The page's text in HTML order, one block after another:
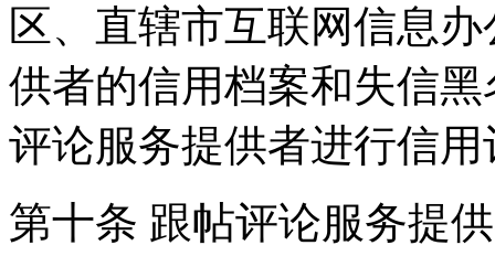
区、直辖市互联网信息
供者的信用档案和失信
评论服务提供者进行信用
第十条 跟帖评论服务提